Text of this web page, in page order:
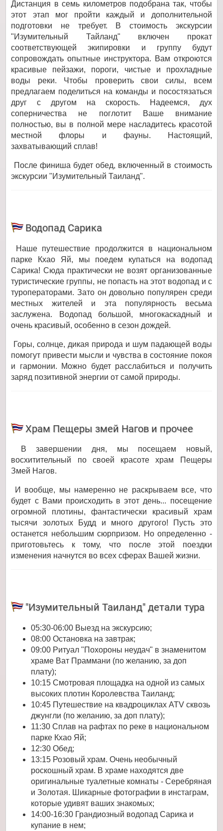
Дистанция в семь километров подобрана так, чтобы
этот этап мог пройти каждый и дополнительной
подготовки не требует. В стоимость экскурсии
"Изумительный Тайланд" включен прокат
соответствующей экипировки и группу будут
сопровождать опытные инструктора. Вам откроются
красивые пейзажи, пороги, чистые и прохладные
воды реки. Чтобы проверить свои силы, всем
предлагаем поделиться на команды и посостязаться
друг с другом на скорость. Надеемся, дух
соперничества не поглотит Ваше внимание
полностью, вы в полной мере насладитесь красотой
местной флоры и фауны. Настоящий,
захватывающий сплав!
После финиша будет обед, включенный в стоимость
экскурсии "Изумительный Таиланд".
Водопад Сарика
Наше путешествие продолжится в национальном
парке Кхао Яй, мы поедем купаться на водопад
Сарика! Сюда практически не возят организованные
туристические группы, не попасть на этот водопад и с
туроператорами. Зато он довольно популярен среди
местных жителей и эта популярность весьма
заслужена. Водопад большой, многокаскадный и
очень красивый, особенно в сезон дождей.
Горы, солнце, дикая природа и шум падающей воды
помогут привести мысли и чувства в состояние покоя
и гармонии. Можно будет расслабиться и получить
заряд позитивной энергии от самой природы.
Храм Пещеры змей Нагов и прочее
В завершении дня, мы посещаем новый,
восхитительный по своей красоте храм Пещеры
Змей Нагов.
И вообще, мы намеренно не раскрываем все, что
будет с Вами происходить в этот день... посещение
огромной плотины, фантастически красивый храм
тысячи золотых Будд и много другого! Пусть это
останется небольшим сюрпризом. Но определенно -
приготовьтесь к тому, что после этой поездки
изменения начнутся во всех сферах Вашей жизни.
"Изумительный Таиланд" детали тура
05:30-06:00 Выезд на экскурсию;
08:00 Остановка на завтрак;
09:00 Ритуал "Похороны неудач" в знаменитом
храме Ват Праммани (по желанию, за доп
плату);
10:15 Смотровая площадка на одной из самых
высоких плотин Королевства Таиланд;
10:45 Путешествие на квадроциклах ATV сквозь
джунгли (по желанию, за доп плату);
11:30 Сплав на рафтах по реке в национальном
парке Кхао Яй;
12:30 Обед;
13:15 Розовый храм. Очень необычный
роскошный храм. В храме находятся две
оригинальные туалетные комнаты - Серебряная
и Золотая. Шикарные фотографии в инстаграм,
которые удивят ваших знакомых;
14:00-16:30 Грандиозный водопад Сарика и
купание в нем;